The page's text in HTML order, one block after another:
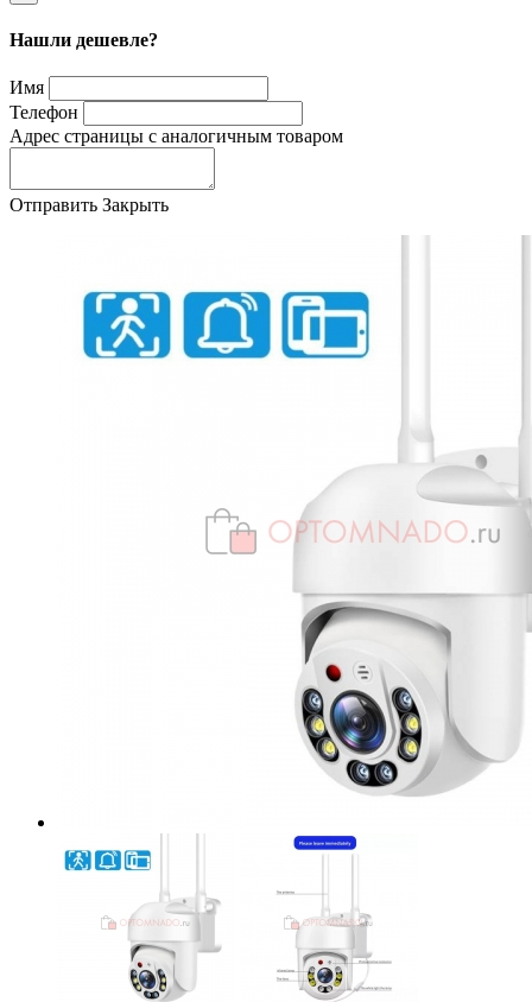
Нашли дешевле?
Имя
Телефон
Адрес страницы с аналогичным товаром
Отправить Закрыть